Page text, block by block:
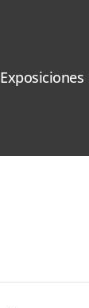
Exposiciones